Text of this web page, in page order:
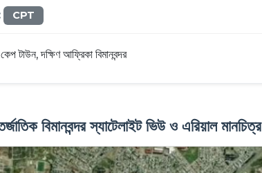
CPT
কেপ টাউন, দক্ষিণ আফ্রিকা বিমানবন্দর
বিমানবন্দর স্যাটেলাইট ভিউ ও এরিয়াল মানচিত্র